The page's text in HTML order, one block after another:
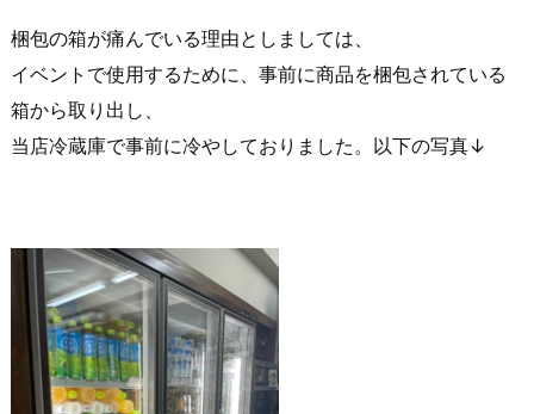
梱包の箱が痛んでいる理由としましては、
イベントで使用するために、事前に商品を梱包されている
箱から取り出し、
当店冷蔵庫で事前に冷やしておりました。以下の写真↓